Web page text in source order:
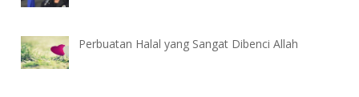
Perbuatan Halal yang Sangat Dibenci Allah